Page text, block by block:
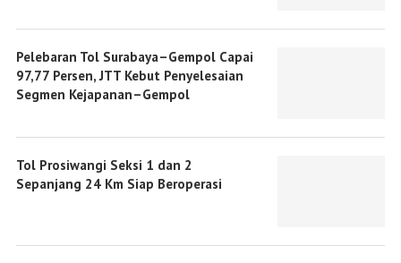
Pelebaran Tol Surabaya–Gempol Capai
97,77 Persen, JTT Kebut Penyelesaian
Segmen Kejapanan–Gempol
Tol Prosiwangi Seksi 1 dan 2
Sepanjang 24 Km Siap Beroperasi